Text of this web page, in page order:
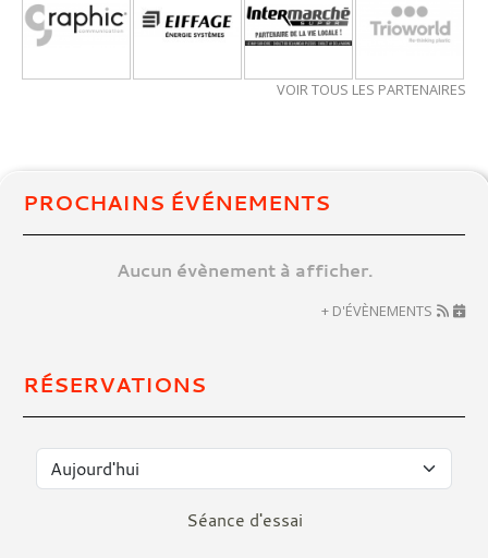
VOIR TOUS LES PARTENAIRES
PROCHAINS ÉVÉNEMENTS
Aucun évènement à afficher.
+ D'ÉVÈNEMENTS
RÉSERVATIONS
Séance d'essai